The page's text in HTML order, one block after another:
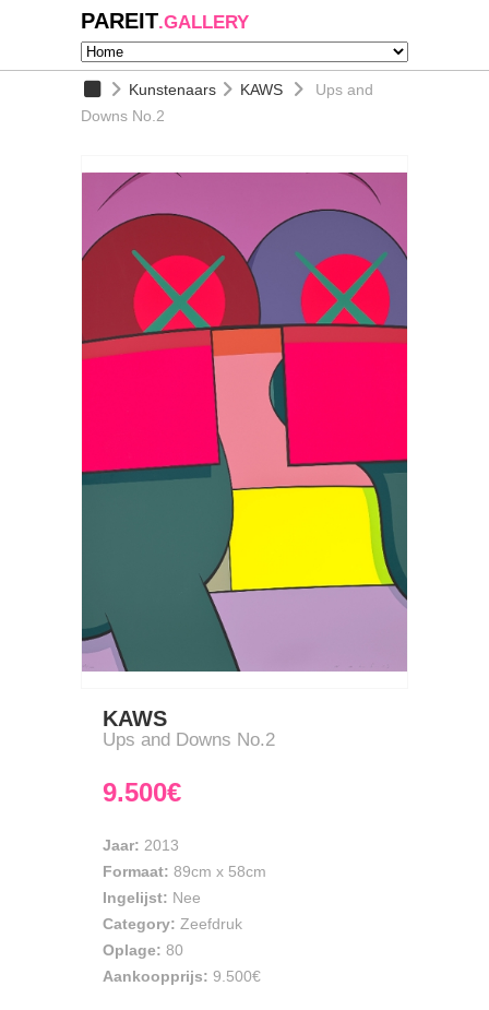
PAREIT.GALLERY
Kunstenaars KAWS
Ups and
Downs No.2
KAWS
Ups and Downs No.2
9.500€
Jaar: 2013
Formaat: 89cm x 58cm
Ingelijst: Nee
Category: Zeefdruk
Oplage: 80
Aankoopprijs: 9.500€